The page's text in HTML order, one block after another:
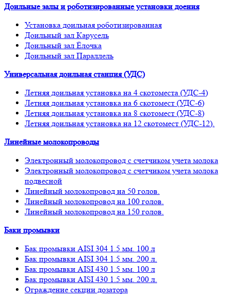
Доильные залы и роботизированные установки доения
Установка доильная роботизированная
Доильный зал Карусель
Доильный зал Ёлочка
Доильный зал Параллель
Универсальная доильная станция (УДС)
Летняя доильная установка на 4 скотоместа (УДС-4)
Летняя доильная установка на 6 скотомест (УДС-6)
Летняя доильная установка на 8 скотомест (УДС-8)
Летняя доильная установка на 12 скотомест (УДС-12).
Линейные молокопроводы
Электронный молокопровод с счетчиком учета молока
Электронный молокопровод с счетчиком учета молока
подвесной
Линейный молокопровод на 50 голов.
Линейный молокопровод на 100 голов.
Линейный молокопровод на 150 голов.
Баки промывки
Бак промывки AISI 304 1.5 мм. 100 л
Бак промывки AISI 304 1.5 мм. 200 л.
Бак промывки AISI 430 1.5 мм. 100 л
Бак промывки AISI 430 1.5 мм. 200 л.
Ограждение секции дозатора